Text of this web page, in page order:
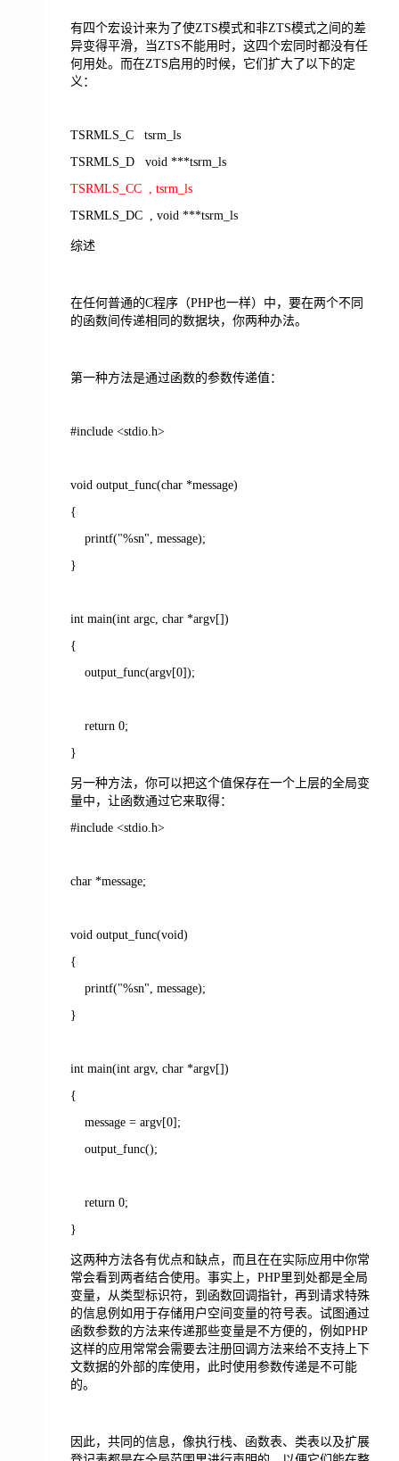
有四个宏设计来为了使ZTS模式和非ZTS模式之间的差
异变得平滑，当ZTS不能用时，这四个宏同时都没有任
何用处。而在ZTS启用的时候，它们扩大了以下的定
义：
TSRMLS_C tsrm_ls
TSRMLS_D void ***tsrm_ls
TSRMLS_CC , tsrm_ls
TSRMLS_DC , void ***tsrm_ls
综述
在任何普通的C程序（PHP也一样）中，要在两个不同
的函数间传递相同的数据块，你两种办法。
第一种方法是通过函数的参数传递值：
#include <stdio.h>
void output_func(char *message)
{
printf("%sn", message);
}
int main(int argc, char *argv[])
{
output_func(argv[0]);
return 0;
}
另一种方法，你可以把这个值保存在一个上层的全局变
量中，让函数通过它来取得：
#include <stdio.h>
char *message;
void output_func(void)
{
printf("%sn", message);
}
int main(int argv, char *argv[])
{
message = argv[0];
output_func();
return 0;
}
这两种方法各有优点和缺点，而且在在实际应用中你常
常会看到两者结合使用。事实上，PHP里到处都是全局
变量，从类型标识符，到函数回调指针，再到请求特殊
的信息例如用于存储用户空间变量的符号表。试图通过
函数参数的方法来传递那些变量是不方便的，例如PHP
这样的应用常常会需要去注册回调方法来给不支持上下
文数据的外部的库使用，此时使用参数传递是不可能
的。
因此，共同的信息，像执行栈、函数表、类表以及扩展